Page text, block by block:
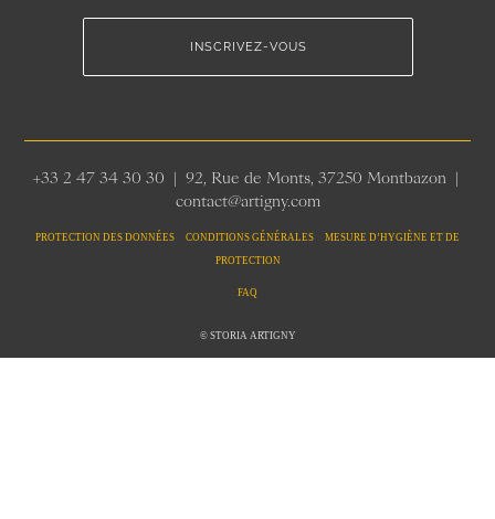
INSCRIVEZ-VOUS
+33 2 47 34 30 30 | 92, Rue de Monts, 37250 Montbazon |
contact@artigny.com
PROTECTION DES DONNÉES CONDITIONS GÉNÉRALES MESURE D’HYGIÈNE ET DE
PROTECTION
FAQ
© STORIA ARTIGNY